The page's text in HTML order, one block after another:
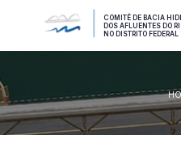
COMITÊ DE BACIA
DOS AFLUENTES DO
NO DISTRITO FEDERAL